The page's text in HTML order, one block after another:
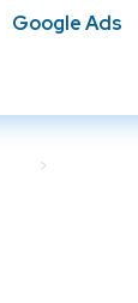
Google Ads